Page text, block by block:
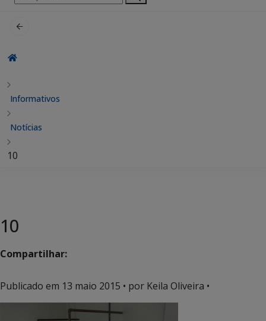
por:
Informativos
Notícias
10
10
Compartilhar:
Publicado em 13 maio 2015 • por Keila Oliveira •